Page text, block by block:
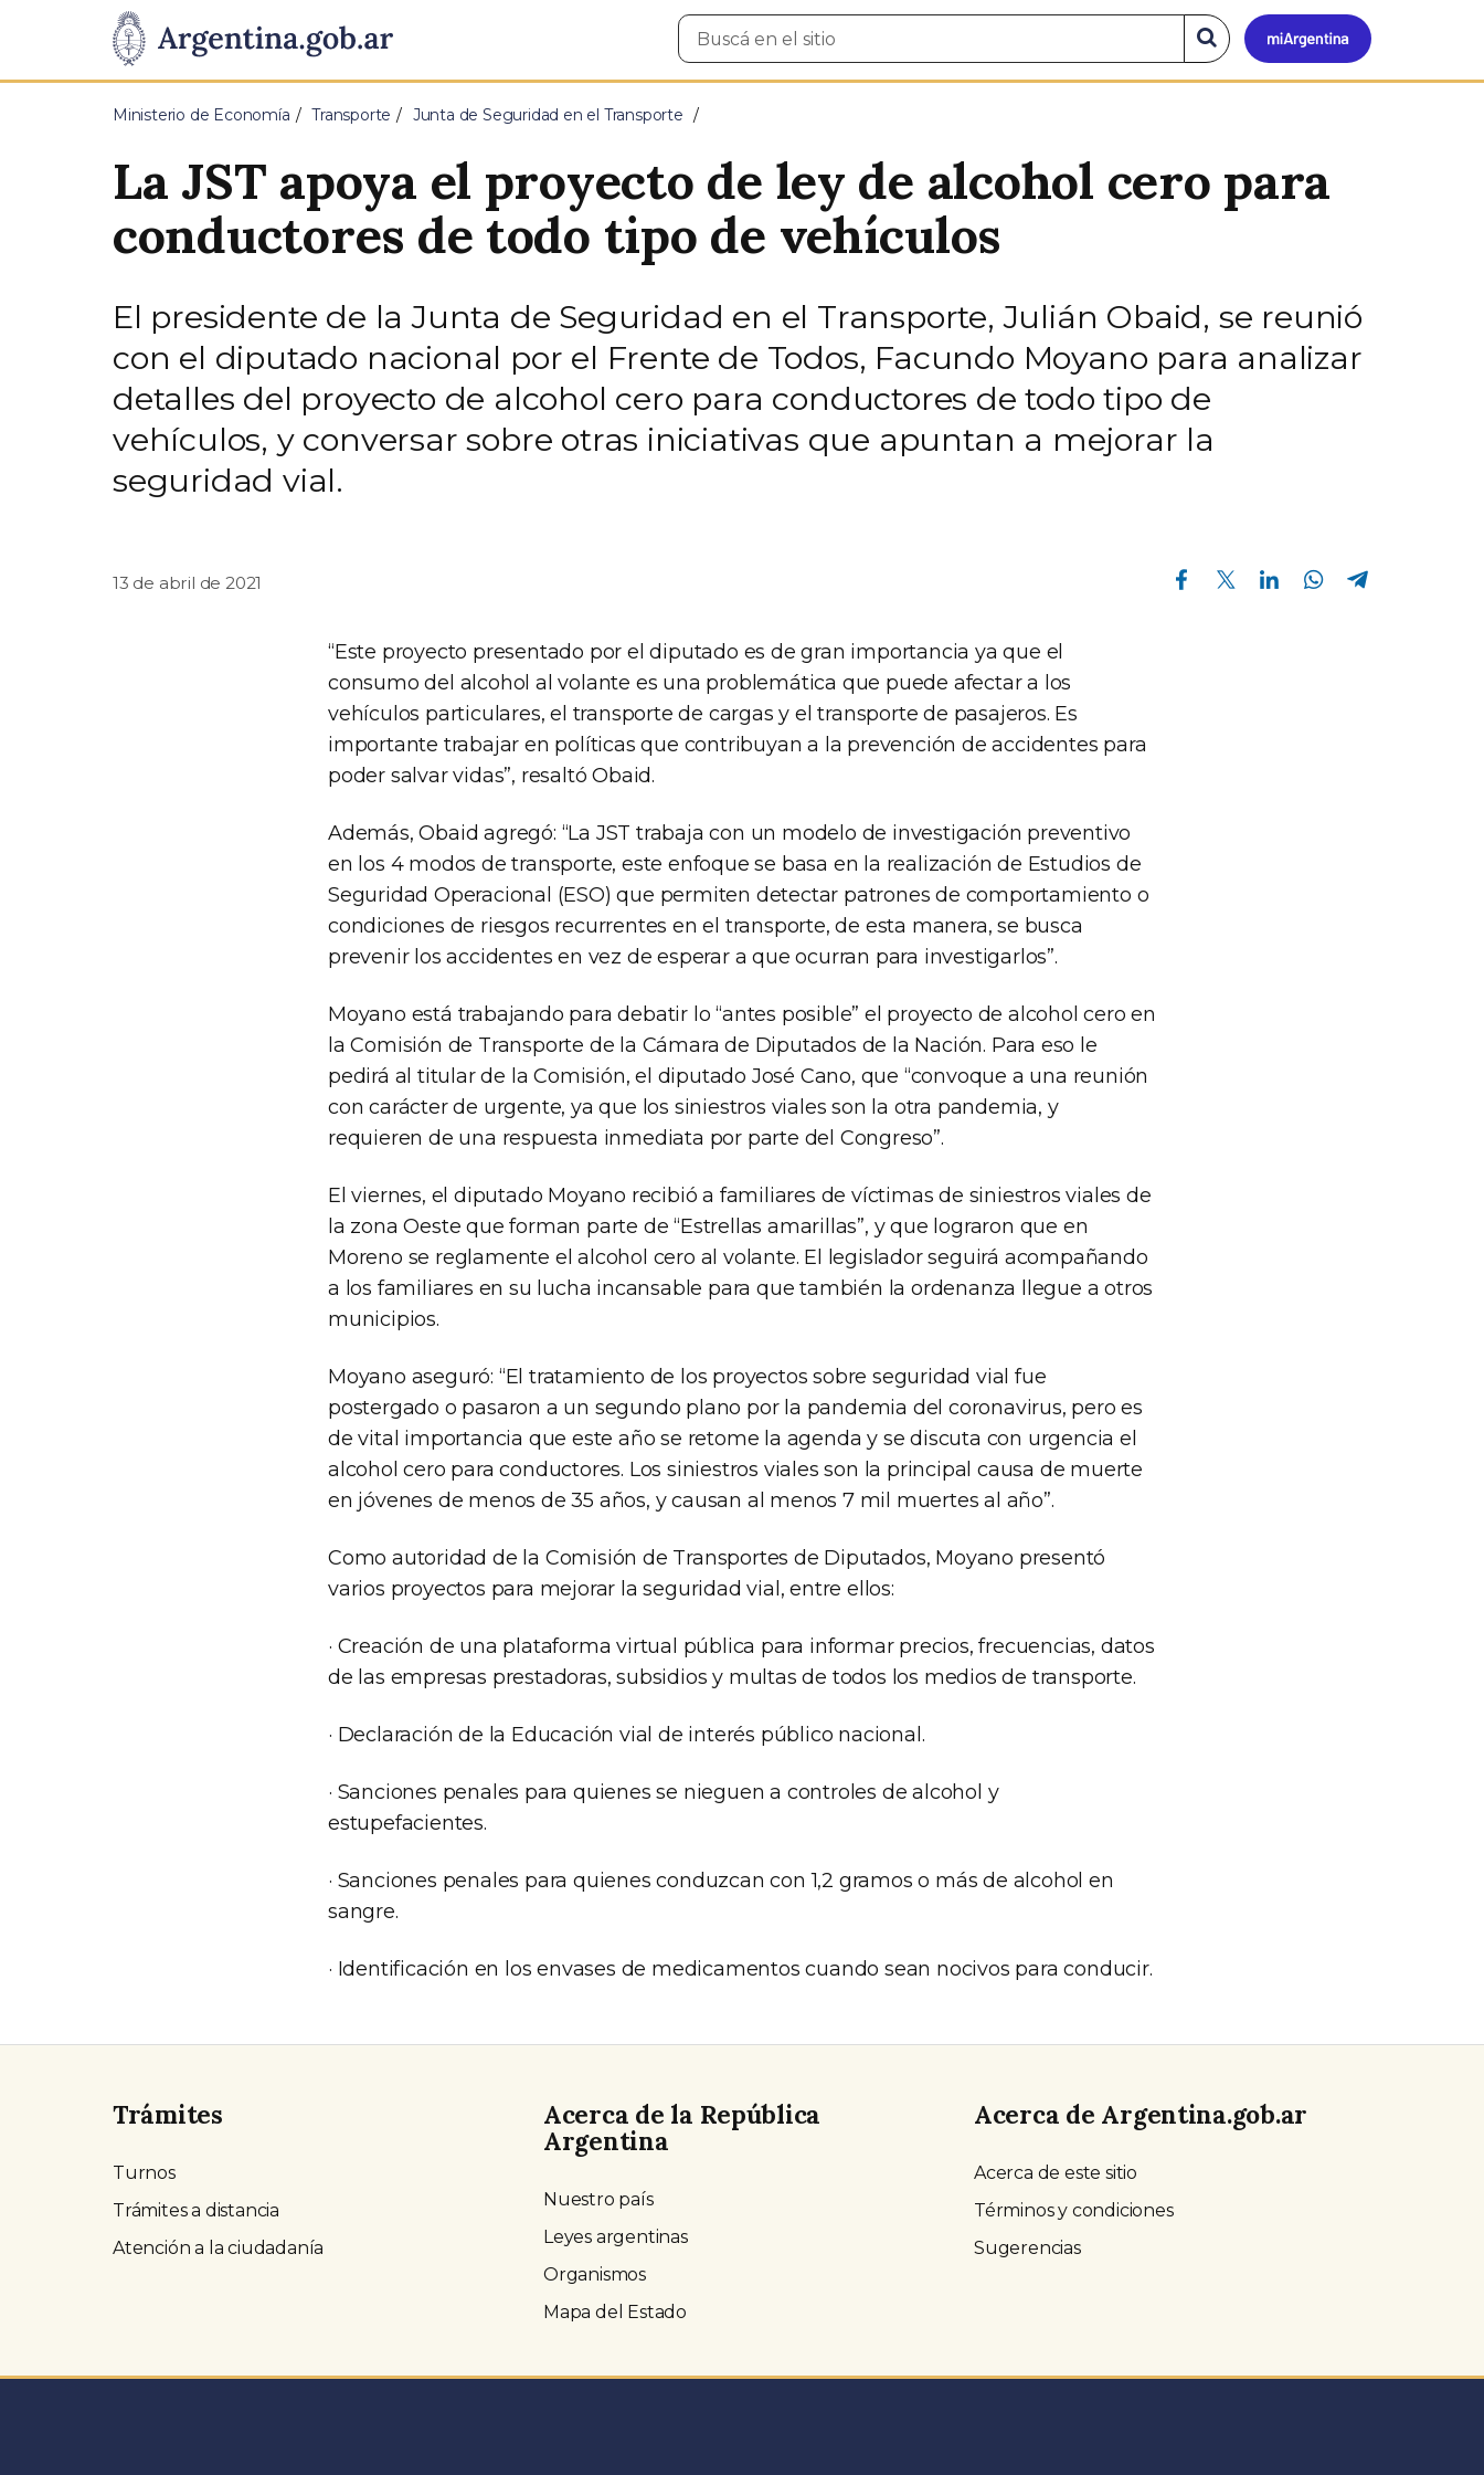
Presidencia
de
Pasar al contenido principal
Mi
Buscar
en
Buscar
en
el
Ministerio de Economía Transporte Junta de Seguridad en el Transporte
La JST apoya el proyecto de ley de alcohol cero para
conductores de todo tipo de vehículos
El presidente de la Junta de Seguridad en el Transporte, Julián Obaid, se reunió
con el diputado nacional por el Frente de Todos, Facundo Moyano para analizar
detalles del proyecto de alcohol cero para conductores de todo tipo de
vehículos, y conversar sobre otras iniciativas que apuntan a mejorar la
seguridad vial.
13 de abril de 2021
Compartir en Facebook Compartir en Twitter Compartir en Linkedin Compartir en Whatsapp
“Este proyecto presentado por el diputado es de gran importancia ya que el
consumo del alcohol al volante es una problemática que puede afectar a los
vehículos particulares, el transporte de cargas y el transporte de pasajeros. Es
importante trabajar en políticas que contribuyan a la prevención de accidentes para
poder salvar vidas”, resaltó Obaid.
Además, Obaid agregó: “La JST trabaja con un modelo de investigación preventivo
en los 4 modos de transporte, este enfoque se basa en la realización de Estudios de
Seguridad Operacional (ESO) que permiten detectar patrones de comportamiento o
condiciones de riesgos recurrentes en el transporte, de esta manera, se busca
prevenir los accidentes en vez de esperar a que ocurran para investigarlos”.
Moyano está trabajando para debatir lo “antes posible” el proyecto de alcohol cero en
la Comisión de Transporte de la Cámara de Diputados de la Nación. Para eso le
pedirá al titular de la Comisión, el diputado José Cano, que “convoque a una reunión
con carácter de urgente, ya que los siniestros viales son la otra pandemia, y
requieren de una respuesta inmediata por parte del Congreso”.
El viernes, el diputado Moyano recibió a familiares de víctimas de siniestros viales de
la zona Oeste que forman parte de “Estrellas amarillas”, y que lograron que en
Moreno se reglamente el alcohol cero al volante. El legislador seguirá acompañando
a los familiares en su lucha incansable para que también la ordenanza llegue a otros
municipios.
Moyano aseguró: “El tratamiento de los proyectos sobre seguridad vial fue
postergado o pasaron a un segundo plano por la pandemia del coronavirus, pero es
de vital importancia que este año se retome la agenda y se discuta con urgencia el
alcohol cero para conductores. Los siniestros viales son la principal causa de muerte
en jóvenes de menos de 35 años, y causan al menos 7 mil muertes al año”.
Como autoridad de la Comisión de Transportes de Diputados, Moyano presentó
varios proyectos para mejorar la seguridad vial, entre ellos:
· Creación de una plataforma virtual pública para informar precios, frecuencias, datos
de las empresas prestadoras, subsidios y multas de todos los medios de transporte.
· Declaración de la Educación vial de interés público nacional.
· Sanciones penales para quienes se nieguen a controles de alcohol y
estupefacientes.
· Sanciones penales para quienes conduzcan con 1,2 gramos o más de alcohol en
sangre.
· Identificación en los envases de medicamentos cuando sean nocivos para conducir.
Trámites
Turnos
Trámites a distancia
Atención a la ciudadanía
Acerca de la República
Argentina
Nuestro país
Leyes argentinas
Organismos
Mapa del Estado
Acerca de Argentina.gob.ar
Acerca de este sitio
Términos y condiciones
Sugerencias